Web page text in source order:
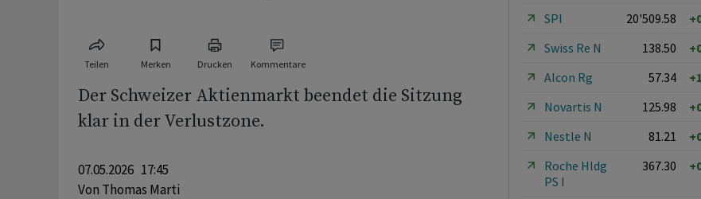
Teilen Merken Drucken Kommentare
Der Schweizer Aktienmarkt beendet die Sitzung
klar in der Verlustzone.
07.05.2026 17:45
Von Thomas Marti
SPI
20'509.58
Swiss Re N
138.50
Alcon Rg
57.34
Novartis N
125.98
Nestle N
81.21
Roche Hldg
PS I
367.30